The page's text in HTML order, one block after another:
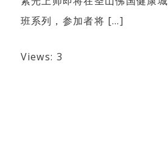
班系列，参加者将 […]
Views: 3